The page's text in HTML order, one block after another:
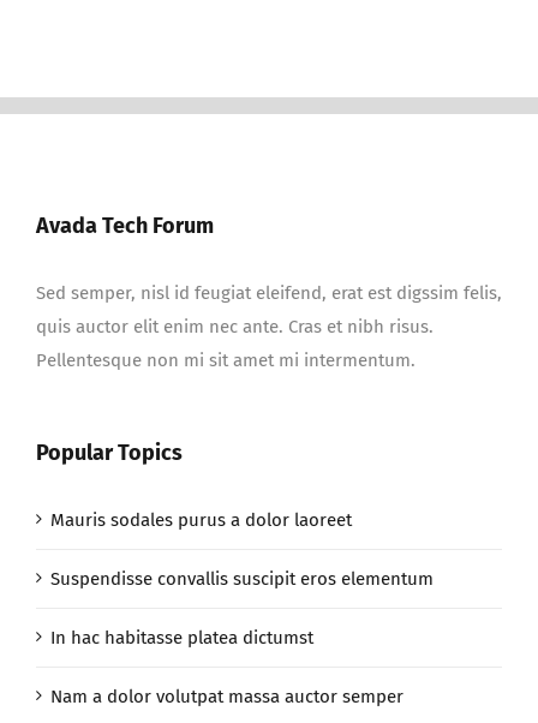
Avada Tech Forum
Sed semper, nisl id feugiat eleifend, erat est digssim felis,
quis auctor elit enim nec ante. Cras et nibh risus.
Pellentesque non mi sit amet mi intermentum.
Popular Topics
Mauris sodales purus a dolor laoreet
Suspendisse convallis suscipit eros elementum
In hac habitasse platea dictumst
Nam a dolor volutpat massa auctor semper